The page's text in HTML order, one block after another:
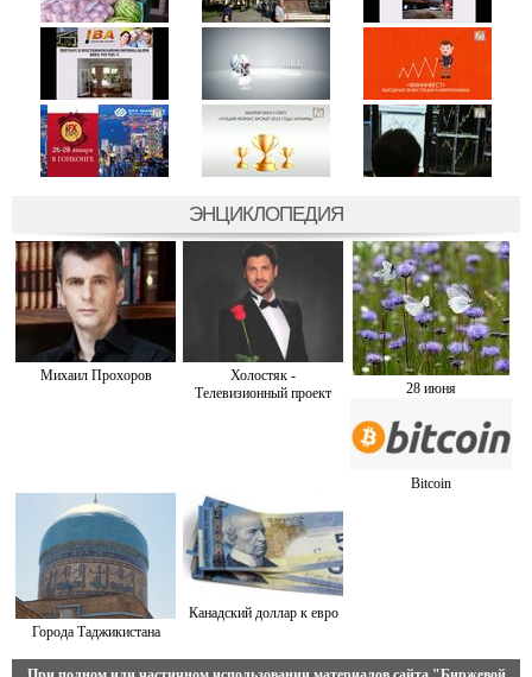
ЭНЦИКЛОПЕДИЯ
Михаил Прохоров
Холостяк -
Телевизионный проект
28 июня
Bitcoin
Города Таджикистана
Канадский доллар к евро